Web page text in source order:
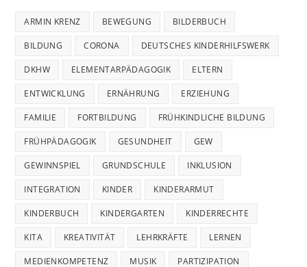
ARMIN KRENZ BEWEGUNG BILDERBUCH
BILDUNG CORONA DEUTSCHES KINDERHILFSWERK
DKHW ELEMENTARPÄDAGOGIK ELTERN
ENTWICKLUNG ERNÄHRUNG ERZIEHUNG
FAMILIE FORTBILDUNG FRÜHKINDLICHE BILDUNG
FRÜHPÄDAGOGIK GESUNDHEIT GEW
GEWINNSPIEL GRUNDSCHULE INKLUSION
INTEGRATION KINDER KINDERARMUT
KINDERBUCH KINDERGARTEN KINDERRECHTE
KITA KREATIVITÄT LEHRKRÄFTE LERNEN
MEDIENKOMPETENZ MUSIK PARTIZIPATION